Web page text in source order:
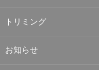
トリミング
お知らせ